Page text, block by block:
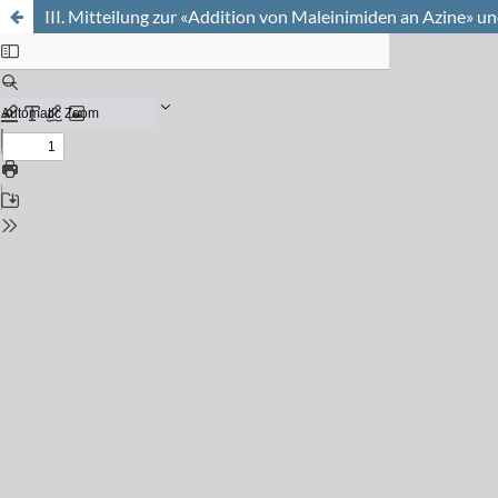
III. Mitteilung zur «Addition von Maleinimiden an Azine»